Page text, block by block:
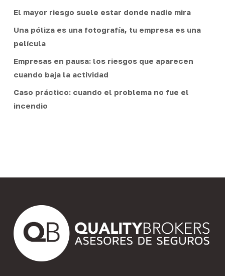
El mayor riesgo suele estar donde nadie mira
Una póliza es una fotografía, tu empresa es una
película
Empresas en pausa: los riesgos que aparecen
cuando baja la actividad
Caso práctico: cuando el problema no fue el
incendio